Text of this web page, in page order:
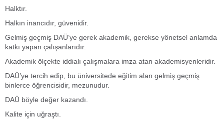
Halktır.
Halkın inancıdır, güvenidir.
Gelmiş geçmiş DAÜ’ye gerek akademik, gerekse yönetsel anlamda
katkı yapan çalışanlarıdır.
Akademik ölçekte iddialı çalışmalara imza atan akademisyenleridir.
DAÜ’ye tercih edip, bu üniversitede eğitim alan gelmiş geçmiş
binlerce öğrencisidir, mezunudur.
DAÜ böyle değer kazandı.
Kalite için uğraştı.